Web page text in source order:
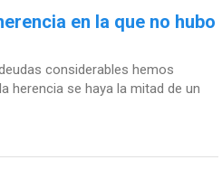
en la que no hubo
considerables hemos
herencia se haya la mitad de un